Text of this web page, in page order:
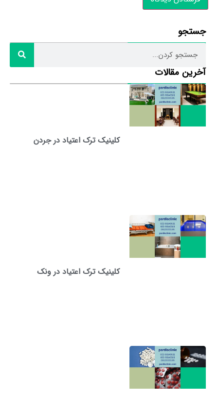
جستجو
آخرین مقالات
کلینیک ترک اعتیاد در جردن
کلینیک ترک اعتیاد در ونک